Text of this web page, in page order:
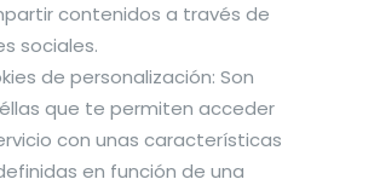
contenidos a través de
sociales.
de personalización: Son
que te permiten acceder
con unas características
en función de una